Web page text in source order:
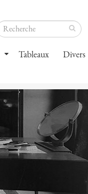
Tableaux Divers